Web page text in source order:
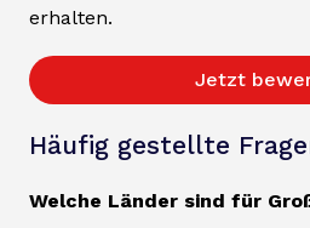
erhalten.
Jetzt
Häufig gestellte
Welche Länder sind für